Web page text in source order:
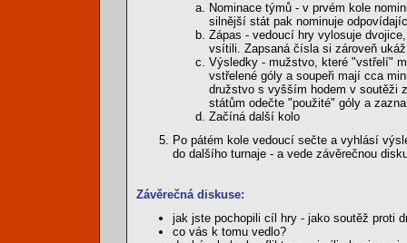
Nominace týmů - v prvém kole
silnější stát pak nominuje
Zápas - vedoucí hry vylosuje
vsítili. Zapsaná čísla si zároveň
Výsledky - mužstvo, které "vstřelí"
vstřelené góly a soupeři mají cca
družstvo s vyšším hodem v soutěži
státům odečte "použité" góly a
Začíná další kolo
Po pátém kole vedoucí sečte a vyhlásí
do dalšího turnaje - a vede závěrečnou
Závěrečná diskuse:
jak jste pochopili cíl hry - jako soutěž proti
co vás k tomu vedlo?